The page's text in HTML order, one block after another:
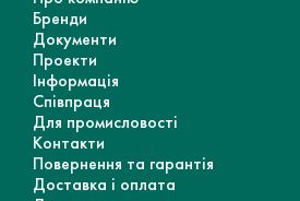
Бренди
Документи
Проекти
Інформація
Співпраця
Для промисловості
Контакти
Повернення та гарантія
Доставка і оплата